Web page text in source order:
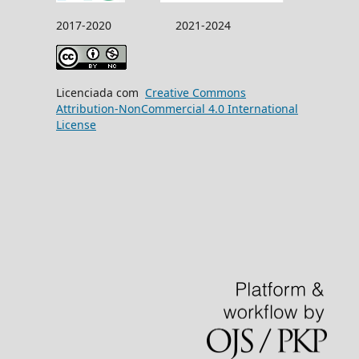
2017-2020 2021-2024
Licenciada com Creative Commons
Attribution-NonCommercial 4.0 International
License